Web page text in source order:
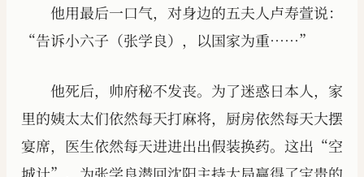
他用最后一口气，对身边的五夫人卢寿萱说：
“告诉小六子（张学良），以国家为重……”
他死后，帅府秘不发丧。为了迷惑日本人，家
里的姨太太们依然每天打麻将，厨房依然每天大摆
宴席，医生依然每天进进出出假装换药。这出“空